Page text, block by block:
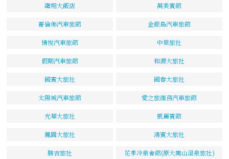
龍翔大飯店 萬美賓館
哥倫佈汽車旅館 金銀島汽車旅館
情悅汽車旅館 中里旅社
假期汽車旅館 和源大旅社
國賓大旅社 國春大旅社
太陽城汽車旅館 愛之旅商務汽車旅館
光華大旅社 凱麗賓館
鳳園大旅社 鴻賓大旅社
勝吉旅社 花季冷泉會館(原大崗山溫泉旅社)